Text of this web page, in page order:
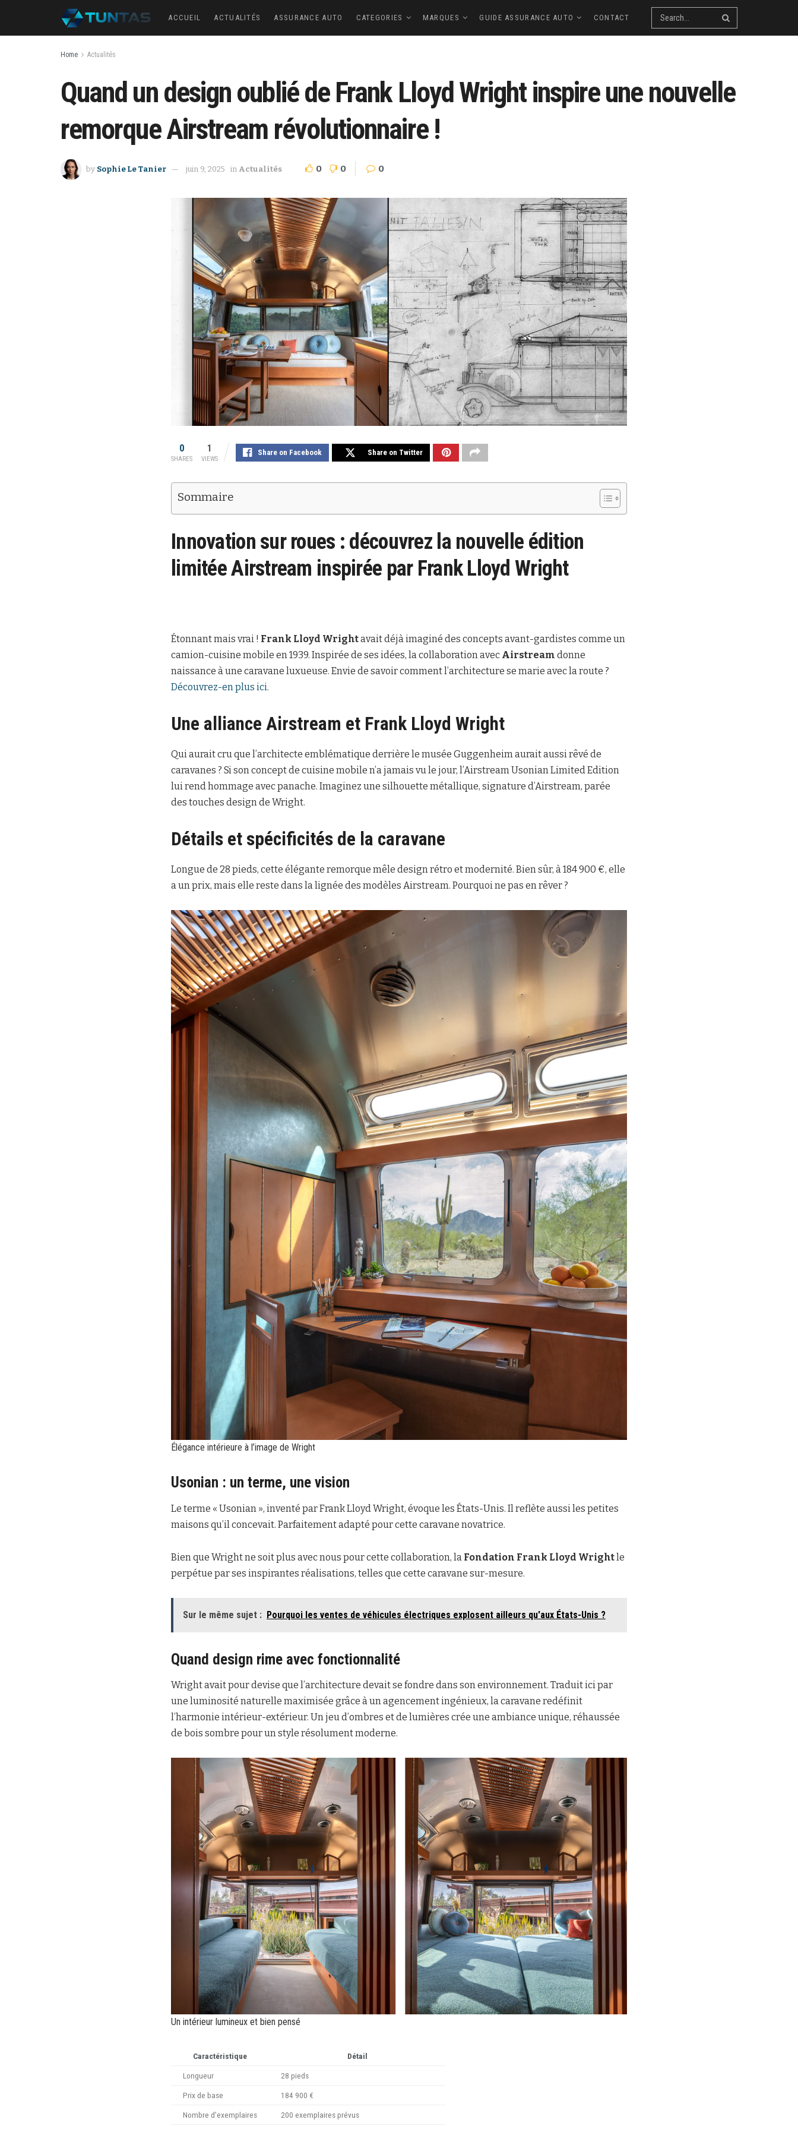
ACCUEIL ACTUALITÉS ASSURANCE AUTO CATEGORIES MARQUES GUIDE ASSURANCE AUTO CONTACT
Home Actualités
Quand un design oublié de Frank Lloyd Wright inspire une nouvelle
remorque Airstream révolutionnaire !
by Sophie Le Tanier juin 9, 2025 in Actualités 0 0 0
0
SHARES
1
VIEWS
Share on Facebook Share on Twitter
Sommaire
Innovation sur roues : découvrez la nouvelle édition
limitée Airstream inspirée par Frank Lloyd Wright
Étonnant mais vrai ! Frank Lloyd Wrightavait déjà imaginé des concepts avant-gardistes comme un
camion-cuisine mobile en 1939. Inspirée de ses idées, la collaboration avec Airstream donne
naissance à une caravane luxueuse. Envie de savoir comment l’architecture se marie avec la route ?
Découvrez-en plus ici.
Une alliance Airstream et Frank Lloyd Wright
Qui aurait cru que l’architecte emblématique derrière le musée Guggenheim aurait aussi rêvé de
caravanes ? Si son concept de cuisine mobile n’a jamais vu le jour, l’Airstream Usonian Limited Edition
lui rend hommage avec panache. Imaginez une silhouette métallique, signature d’Airstream, parée
des touches design de Wright.
Détails et spécificités de la caravane
Longue de 28 pieds, cette élégante remorque mêle design rétro et modernité. Bien sûr, à 184 900 €, elle
a un prix, mais elle reste dans la lignée des modèles Airstream. Pourquoi ne pas en rêver ?
Élégance intérieure à l’image de Wright
Usonian : un terme, une vision
Le terme « Usonian », inventé par Frank Lloyd Wright, évoque les États-Unis. Il reflète aussi les petites
maisons qu’il concevait. Parfaitement adapté pour cette caravane novatrice.
Bien que Wright ne soit plus avec nous pour cette collaboration, la Fondation Frank Lloyd Wrightle
perpétue par ses inspirantes réalisations, telles que cette caravane sur-mesure.
Sur le même sujet : Pourquoi les ventes de véhicules électriques explosent ailleurs qu'aux États-Unis ?
Quand design rime avec fonctionnalité
Wright avait pour devise que l’architecture devait se fondre dans son environnement. Traduit ici par
une luminosité naturelle maximisée grâce à un agencement ingénieux, la caravane redéfinit
l’harmonie intérieur-extérieur. Un jeu d’ombres et de lumières crée une ambiance unique, réhaussée
de bois sombre pour un style résolument moderne.
Un intérieur lumineux et bien pensé
Caractéristique Détail
Longueur 28 pieds
Prix de base 184 900 €
Nombre d’exemplaires 200 exemplaires prévus